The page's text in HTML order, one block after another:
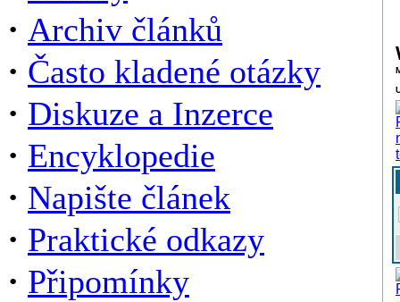
· Archiv článků
· Často kladené otázky
· Diskuze a Inzerce
· Encyklopedie
· Napište článek
· Praktické odkazy
· Připomínky